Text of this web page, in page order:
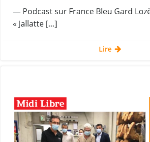
— Podcast sur France Bleu Gard
« Jallatte […]
Lire